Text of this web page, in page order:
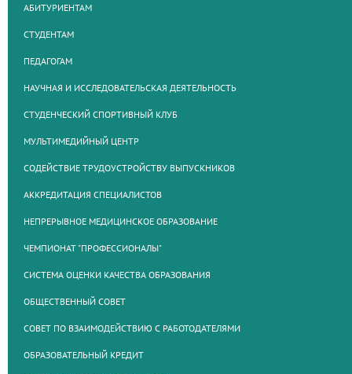
АБИТУРИЕНТАМ
СТУДЕНТАМ
ПЕДАГОГАМ
НАУЧНАЯ И ИССЛЕДОВАТЕЛЬСКАЯ ДЕЯТЕЛЬНОСТЬ
СТУДЕНЧЕСКИЙ СПОРТИВНЫЙ КЛУБ
МУЛЬТИМЕДИЙНЫЙ ЦЕНТР
СОДЕЙСТВИЕ ТРУДОУСТРОЙСТВУ ВЫПУСКНИКОВ
АККРЕДИТАЦИЯ СПЕЦИАЛИСТОВ
НЕПРЕРЫВНОЕ МЕДИЦИНСКОЕ ОБРАЗОВАНИЕ
ЧЕМПИОНАТ "ПРОФЕССИОНАЛЫ"
СИСТЕМА ОЦЕНКИ КАЧЕСТВА ОБРАЗОВАНИЯ
ОБЩЕСТВЕННЫЙ СОВЕТ
СОВЕТ ПО ВЗАИМОДЕЙСТВИЮ С РАБОТОДАТЕЛЯМИ
ОБРАЗОВАТЕЛЬНЫЙ КРЕДИТ